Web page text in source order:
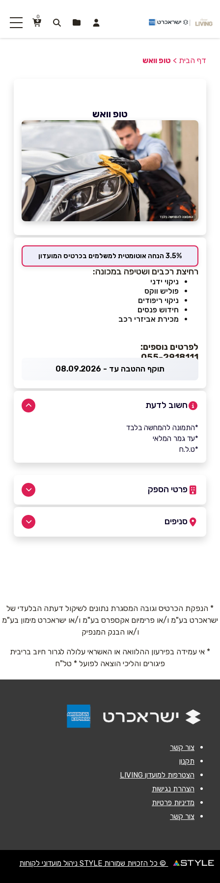
0
דף הבית > טופ וואש
טופ וואש
3.5% הנחה אוטומטית למשלמים בכרטיס המועדון
רחיצת רכבים ושטיפה במכונה:
ניקוי ידני
פוליש ווקס
ניקוי ריפודים
חידוש פנסים
מכירת אביזרי רכב
לפרטים נוספים:
055-2918111
תוקף ההטבה עד - 08.09.2026
חשוב לדעת
*התמונה להמחשה בלבד
*עד גמר המלאי
*ט.ל.ח
פרטי הספק
אנא חזרו אלי בקשר ל...
שליחה
סניפים
* הנפקת הכרטיס וגובה המסגרת נתונים לשיקול דעתה הבלעדי של
ישראכרט בע"מ ו/או פרימיום אקספרס בע"מ ו/או ישראכרט מימון בע"מ
ו/או הבנק המנפיק
* אי עמידה בפירעון ההלוואה או האשראי עלולה לגרור חיוב בריבית
פיגורים והליכי הוצאה לפועל * טל"ח
צור קשר
תקנון
הצטרפות למועדון LIVING
הצהרת נגישות
מדיניות פרטיות
צור קשר
© כל הזכויות שמורות STYLE ניהול מועדוני לקוחות